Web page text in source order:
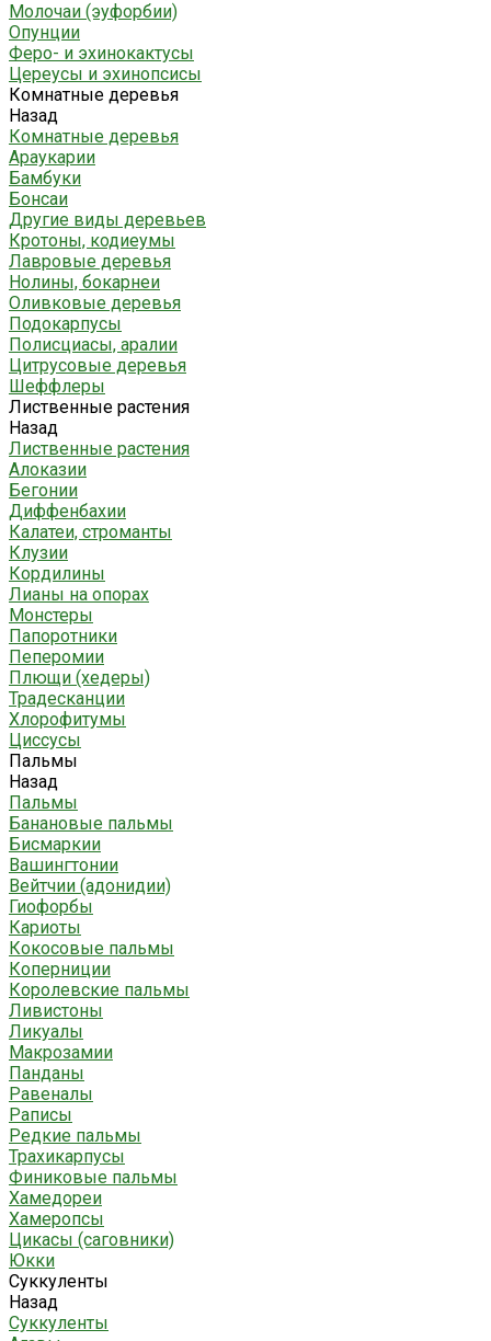
Молочаи (эуфорбии)
Опунции
Феро- и эхинокактусы
Цереусы и эхинопсисы
Комнатные деревья
Назад
Комнатные деревья
Араукарии
Бамбуки
Бонсаи
Другие виды деревьев
Кротоны, кодиеумы
Лавровые деревья
Нолины, бокарнеи
Оливковые деревья
Подокарпусы
Полисциасы, аралии
Цитрусовые деревья
Шеффлеры
Лиственные растения
Назад
Лиственные растения
Алоказии
Бегонии
Диффенбахии
Калатеи, строманты
Клузии
Кордилины
Лианы на опорах
Монстеры
Папоротники
Пеперомии
Плющи (хедеры)
Традесканции
Хлорофитумы
Циссусы
Пальмы
Назад
Пальмы
Банановые пальмы
Бисмаркии
Вашингтонии
Вейтчии (адонидии)
Гиофорбы
Кариоты
Кокосовые пальмы
Коперниции
Королевские пальмы
Ливистоны
Ликуалы
Макрозамии
Панданы
Равеналы
Раписы
Редкие пальмы
Трахикарпусы
Финиковые пальмы
Хамедореи
Хамеропсы
Цикасы (саговники)
Юкки
Суккуленты
Назад
Суккуленты